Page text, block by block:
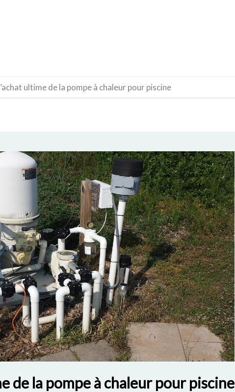
ultime de la pompe à chaleur pour piscine
de la pompe à chaleur pour piscine